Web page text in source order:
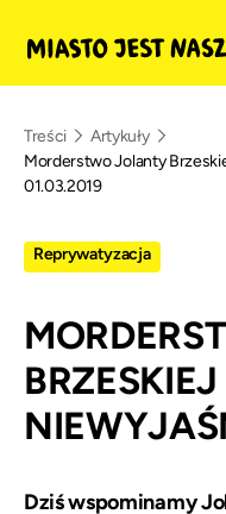
Treści
Artykuły
Morderstwo Jolanty
01.03.2019
Reprywatyzacja
Dziś wspominamy